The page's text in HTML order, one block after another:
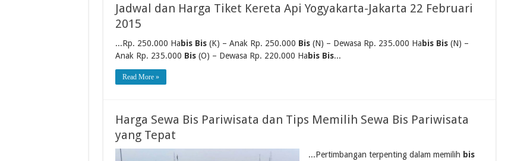
Jadwal dan Harga Tiket Kereta Api Yogyakarta-Jakarta 22 Februari
2015
...Rp. 250.000 Ha bis Bis(K) – Anak Rp. 250.000 Bis(N) – Dewasa Rp. 235.000 Ha bis Bis(N) –
Anak Rp. 235.000 Bis(O) – Dewasa Rp. 220.000 Ha bis Bis...
Read More »
Harga Sewa Bis Pariwisata dan Tips Memilih Sewa Bis Pariwisata
yang Tepat
...Pertimbangan terpenting dalam memilih bis